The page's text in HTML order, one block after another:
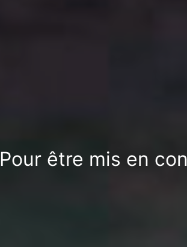
Pour être mis en